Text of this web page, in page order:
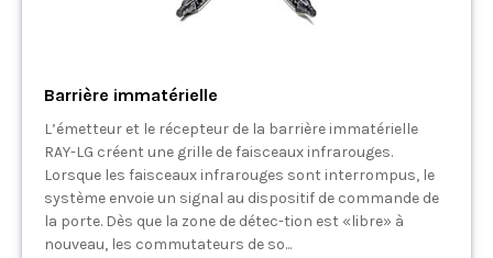
Barrière immatérielle
L’émetteur et le récepteur de la barrière immatérielle
RAY-LG créent une grille de faisceaux infrarouges.
Lorsque les faisceaux infrarouges sont interrompus, le
système envoie un signal au dispositif de commande de
la porte. Dès que la zone de détec-tion est «libre» à
nouveau, les commutateurs de so...